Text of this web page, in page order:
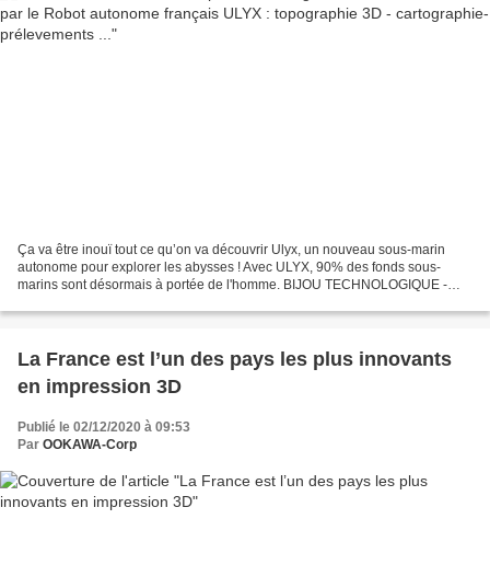
Ça va être inouï tout ce qu’on va découvrir Ulyx, un nouveau sous-marin
autonome pour explorer les abysses ! Avec ULYX, 90% des fonds sous-
marins sont désormais à portée de l'homme. BIJOU TECHNOLOGIQUE -
La France est l’un des pays les plus innovants
en impression 3D
Publié le 02/12/2020 à 09:53
Par OOKAWA-Corp